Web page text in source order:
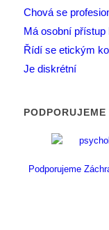
Chová se
Má osobní přístup
Řídí se etickým
Je diskrétní
PODPORUJEME
Podporujeme